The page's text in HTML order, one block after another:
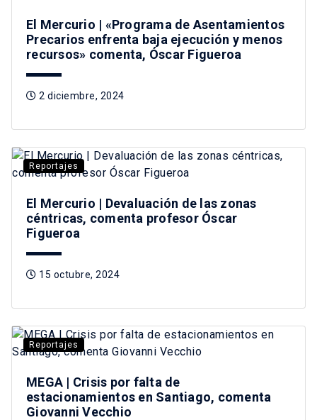
El Mercurio | «Programa de Asentamientos
Precarios enfrenta baja ejecución y menos
recursos» comenta, Óscar Figueroa
2 diciembre, 2024
Reportajes
El Mercurio | Devaluación de las zonas
céntricas, comenta profesor Óscar
Figueroa
15 octubre, 2024
Reportajes
MEGA | Crisis por falta de
estacionamientos en Santiago, comenta
Giovanni Vecchio